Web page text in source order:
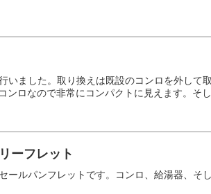
いました。取り換えは既設のコンロを外して
ンロなので非常にコンパクトに見えます。そし
ーフレット
ールパンフレットです。コンロ、給湯器、そ